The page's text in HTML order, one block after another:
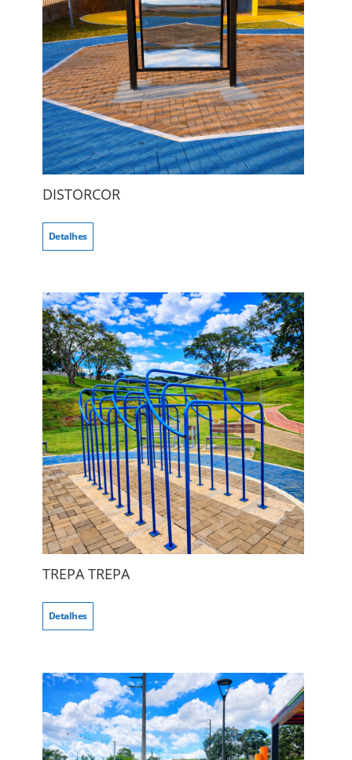
DISTORCOR
Detalhes
TREPA TREPA
Detalhes